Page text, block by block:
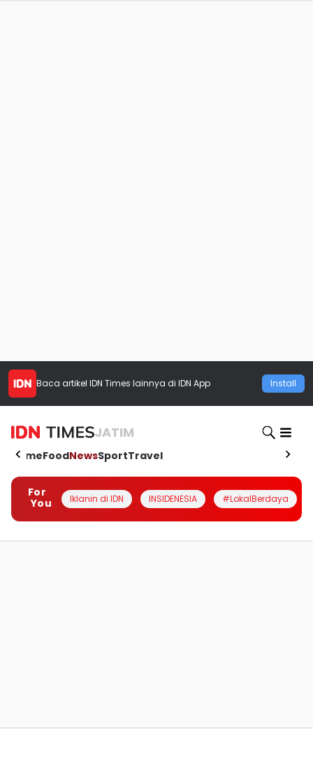
Baca artikel IDN Times lainnya di IDN App Install
JATIM
HomeFoodNewsSportTravel
For
You
Iklanin di IDN INSIDENESIA #LokalBerdaya